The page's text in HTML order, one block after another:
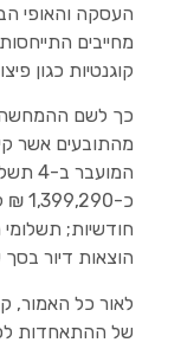
העסקה והאופי
מחייבים
קוגנטיות כגון
כך לשם ההמחשה,
חודשיות; תשלומי
הוצאות דיור בסך של
לאור כל האמור,
של ההתאחדות